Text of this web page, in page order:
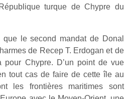
turque de Chypre du
le second mandat de Donal
de Recep T. Erdogan et de
pour Chypre. D’un point de vue
tout cas de faire de cette île au
les frontières maritimes sont